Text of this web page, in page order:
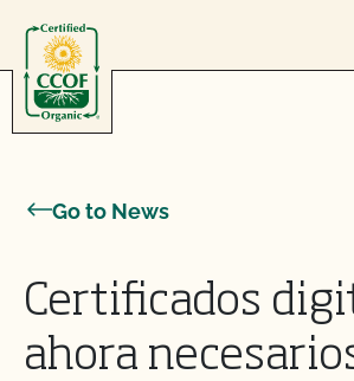
Go to News
Certificados
ahora